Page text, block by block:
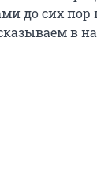
до сих пор
в